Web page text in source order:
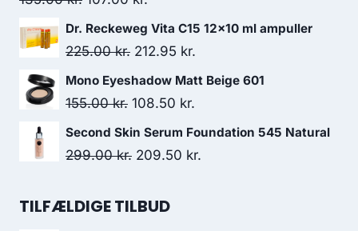
39.95 kr.. 27.00 kr..
oprindelige
pris
135.00 kr..
aktuelle
pris
107.00 kr..
Dr. Reckeweg Vita C15 12x10 ml ampuller
225.00kr. Den
oprindelige
pris
225.00 kr..
212.95 kr.
aktuelle
Mono Eyeshadow Matt Beige 601
155.00kr. Den
oprindelige
pris
155.00 kr..
108.50 kr.
aktuelle
pris
Second Skin Serum Foundation 545 Natural
299.00kr. Den
pris
209.50 kr.
TILFÆLDIGE TILBUD